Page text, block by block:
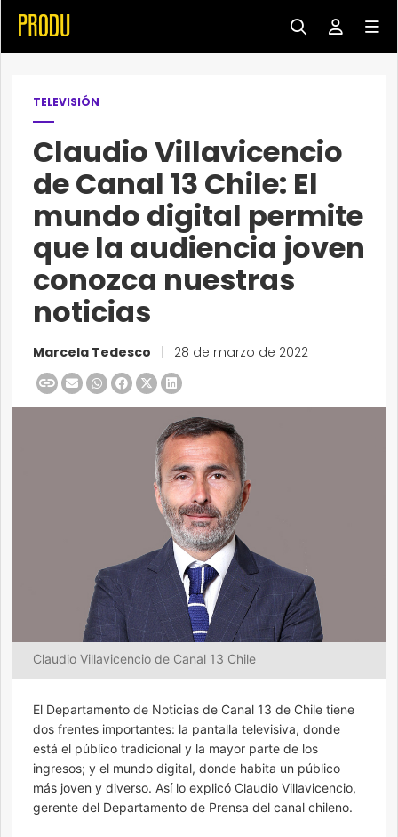
TELEVISIÓN
Claudio Villavicencio
de Canal 13 Chile: El
mundo digital permite
que la audiencia joven
conozca nuestras
noticias
Marcela Tedesco 28 de marzo de 2022
Claudio Villavicencio de Canal 13 Chile
El Departamento de Noticias de Canal 13 de Chile tiene
dos frentes importantes: la pantalla televisiva, donde
está el público tradicional y la mayor parte de los
ingresos; y el mundo digital, donde habita un público
más joven y diverso. Así lo explicó Claudio Villavicencio,
gerente del Departamento de Prensa del canal chileno.